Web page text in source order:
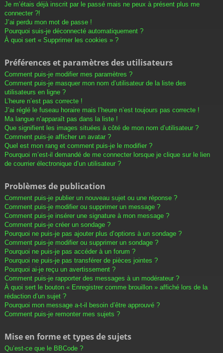
Je m’étais déjà inscrit par le passé mais ne peux à présent plus me
connecter ?!
J’ai perdu mon mot de passe !
Pourquoi suis-je déconnecté automatiquement ?
À quoi sert « Supprimer les cookies » ?
Préférences et paramètres des utilisateurs
Comment puis-je modifier mes paramètres ?
Comment puis-je masquer mon nom d’utilisateur de la liste des
utilisateurs en ligne ?
L’heure n’est pas correcte !
J’ai réglé le fuseau horaire mais l’heure n’est toujours pas correcte !
Ma langue n’apparaît pas dans la liste !
Que signifient les images situées à côté de mon nom d’utilisateur ?
Comment puis-je afficher un avatar ?
Quel est mon rang et comment puis-je le modifier ?
Pourquoi m’est-il demandé de me connecter lorsque je clique sur le lien
de courrier électronique d’un utilisateur ?
Problèmes de publication
Comment puis-je publier un nouveau sujet ou une réponse ?
Comment puis-je modifier ou supprimer un message ?
Comment puis-je insérer une signature à mon message ?
Comment puis-je créer un sondage ?
Pourquoi ne puis-je pas ajouter plus d’options à un sondage ?
Comment puis-je modifier ou supprimer un sondage ?
Pourquoi ne puis-je pas accéder à un forum ?
Pourquoi ne puis-je pas transférer de pièces jointes ?
Pourquoi ai-je reçu un avertissement ?
Comment puis-je rapporter des messages à un modérateur ?
À quoi sert le bouton « Enregistrer comme brouillon » affiché lors de la
rédaction d’un sujet ?
Pourquoi mon message a-t-il besoin d’être approuvé ?
Comment puis-je remonter mes sujets ?
Mise en forme et types de sujets
Qu’est-ce que le BBCode ?